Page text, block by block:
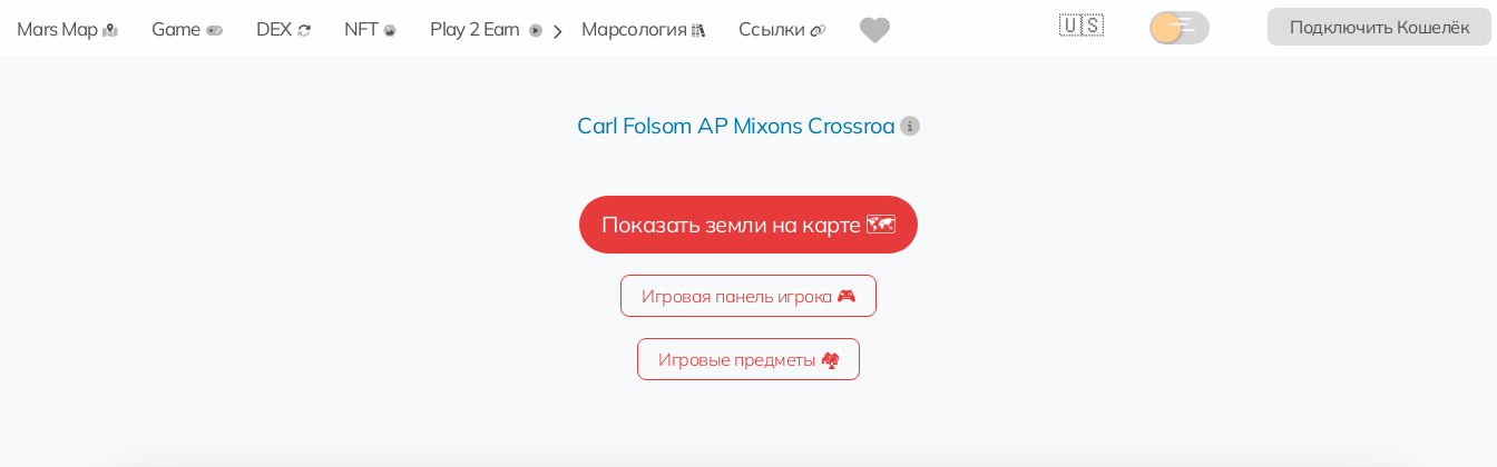
🇺🇸 Подключить Кошелёк
Mars Map Game DEX NFT Play 2 Earn Марсология Ссылки
Carl Folsom AP Mixons Crossroa
Показать земли на карте 🗺️
Игровая панель игрока 🎮
Игровые предметы 🏘️